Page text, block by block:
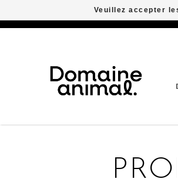
Veuillez accepter